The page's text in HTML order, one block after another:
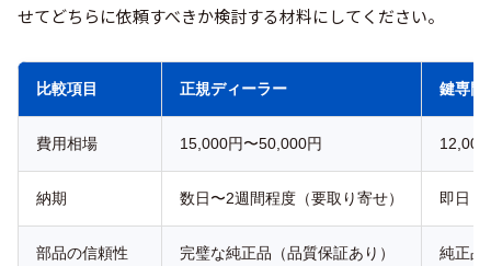
せてどちらに依頼すべきか検討する材料にしてください。
比較項目 正規ディーラー 鍵専門
費用相場 15,000円〜50,000円
納期 数日〜2週間程度（要取り寄せ） 即日（
部品の信頼性 完璧な純正品（品質保証あり） 純正品